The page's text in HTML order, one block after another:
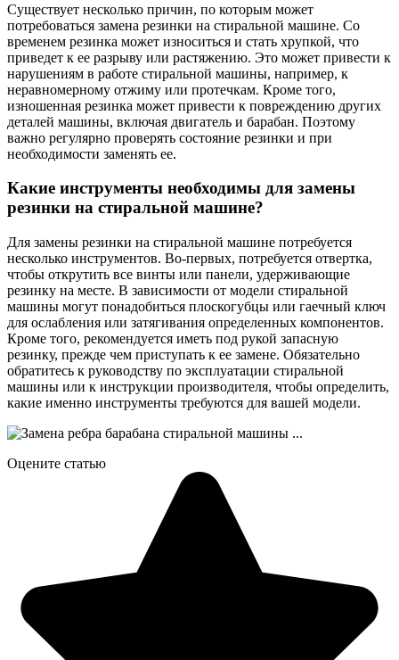
Существует несколько причин, по которым может
потребоваться замена резинки на стиральной машине. Со
временем резинка может износиться и стать хрупкой, что
приведет к ее разрыву или растяжению. Это может привести к
нарушениям в работе стиральной машины, например, к
неравномерному отжиму или протечкам. Кроме того,
изношенная резинка может привести к повреждению других
деталей машины, включая двигатель и барабан. Поэтому
важно регулярно проверять состояние резинки и при
необходимости заменять ее.
Какие инструменты необходимы для замены
резинки на стиральной машине?
Для замены резинки на стиральной машине потребуется
несколько инструментов. Во-первых, потребуется отвертка,
чтобы открутить все винты или панели, удерживающие
резинку на месте. В зависимости от модели стиральной
машины могут понадобиться плоскогубцы или гаечный ключ
для ослабления или затягивания определенных компонентов.
Кроме того, рекомендуется иметь под рукой запасную
резинку, прежде чем приступать к ее замене. Обязательно
обратитесь к руководству по эксплуатации стиральной
машины или к инструкции производителя, чтобы определить,
какие именно инструменты требуются для вашей модели.
Оцените статью